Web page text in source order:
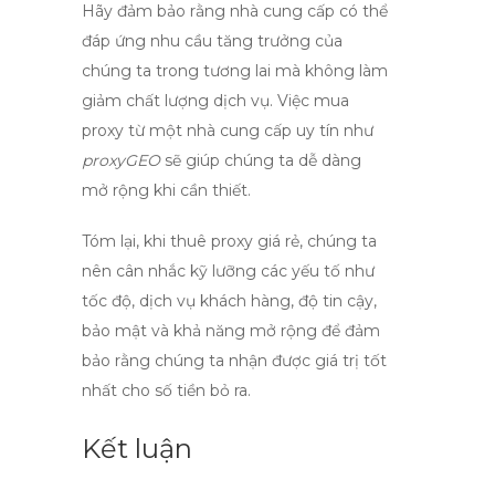
Hãy đảm bảo rằng nhà cung cấp có thể
đáp ứng nhu cầu tăng trưởng của
chúng ta trong tương lai mà không làm
giảm chất lượng dịch vụ. Việc mua
proxy từ một nhà cung cấp uy tín như
proxyGEOsẽ giúp chúng ta dễ dàng
mở rộng khi cần thiết.
Tóm lại, khi thuê proxy giá rẻ, chúng ta
nên cân nhắc kỹ lưỡng các yếu tố như
tốc độ, dịch vụ khách hàng, độ tin cậy,
bảo mật và khả năng mở rộng để đảm
bảo rằng chúng ta nhận được giá trị tốt
nhất cho số tiền bỏ ra.
Kết luận